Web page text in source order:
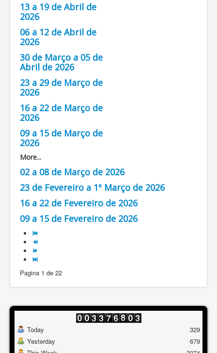
13 a 19 de Abril de
2026
06 a 12 de Abril de
2026
30 de Março a 05 de
Abril de 2026
23 a 29 de Março de
2026
16 a 22 de Março de
2026
09 a 15 de Março de
2026
More...
02 a 08 de Março de 2026
23 de Fevereiro a 1º Março de 2026
16 a 22 de Fevereiro de 2026
09 a 15 de Fevereiro de 2026
Pagina 1 de 22
Today
Yesterday
329
679